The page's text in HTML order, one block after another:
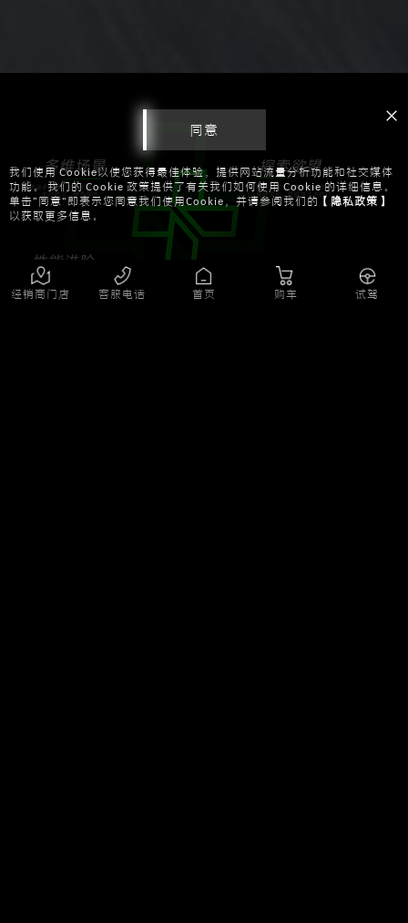
经销商门店 客服电话 首页 购车 试驾
同意
我们使用 Cookie以使您获得最佳体验，提供网站流量分析功能和社交媒体
功能。 我们的 Cookie 政策提供了有关我们如何使用 Cookie 的详细信息。
单击“同意”即表示您同意我们使用Cookie，并请参阅我们的
【隐私政策】
以获取更多信息。